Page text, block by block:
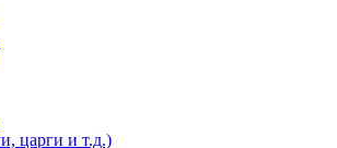
царги и т.д.)